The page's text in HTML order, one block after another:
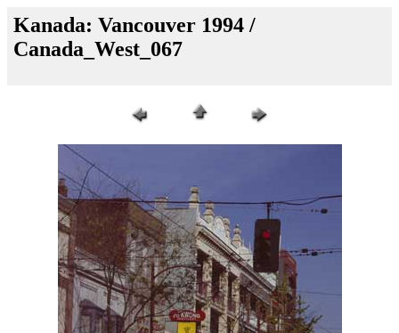
Kanada: Vancouver 1994 /
Canada_West_067